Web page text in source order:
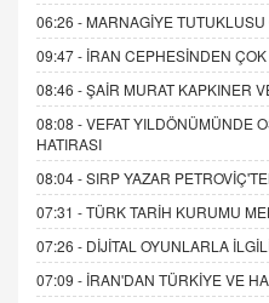
06:26 - MARNAGİYE
09:47 - İRAN CEPHESİNDEN
08:46 -ŞAİR MURAT KAPKINER
08:08 -VEFAT YILDÖNÜMÜNDE
HATIRASI
08:04 -SIRP YAZAR
07:31 -TÜRK TARİH KURUMU
07:26 - DİJİTAL OYUNLARLA
07:09 - İRAN'DAN TÜRKİYE VE